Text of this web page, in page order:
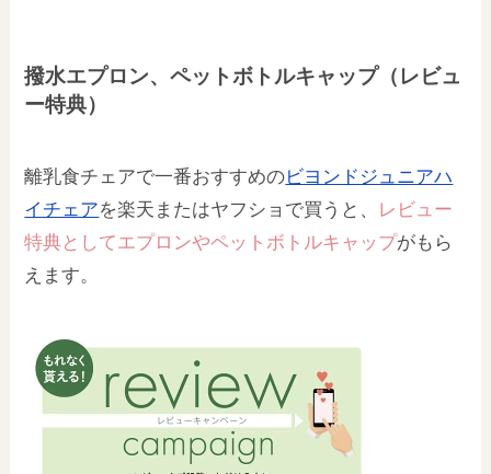
撥水エプロン、ペットボトルキャップ（レビュ
ー特典）
離乳食チェアで一番おすすめのビヨンドジュニアハ
イチェアを楽天またはヤフショで買うと、 レビュー
特典としてエプロンやペットボトルキャップがもら
えます。